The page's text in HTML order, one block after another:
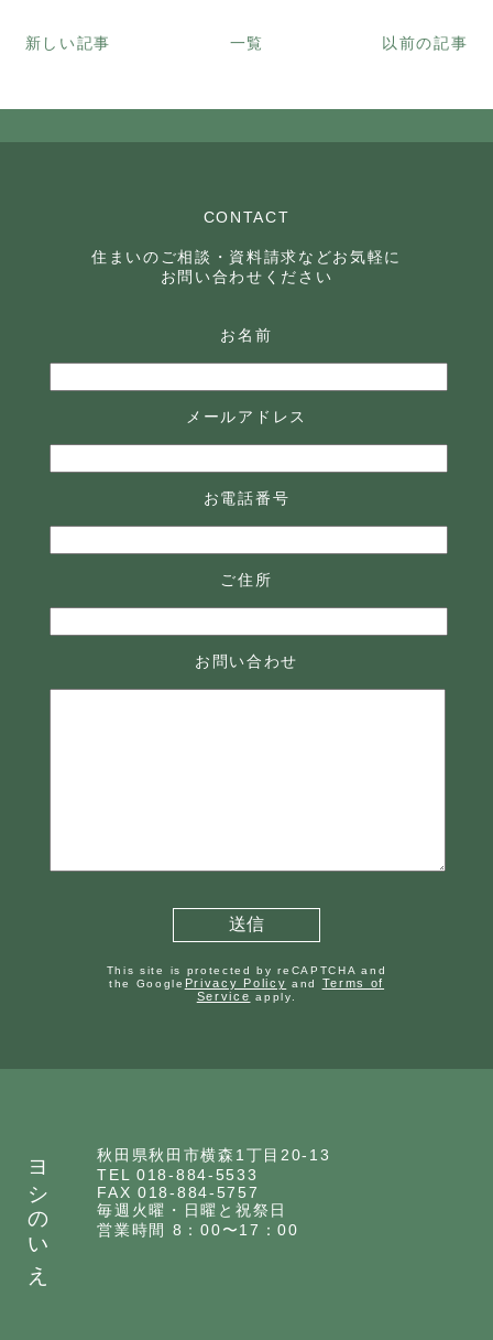
新しい記事 一覧 以前の記事
CONTACT
住まいのご相談・資料請求などお気軽に
お問い合わせください
お名前
メールアドレス
お電話番号
ご住所
お問い合わせ
This site is protected by reCAPTCHA and
the Google Privacy Policy and Terms of
Service apply.
ヨシのいえ
秋田県秋田市横森1丁目20-13
TEL 018-884-5533
FAX 018-884-5757
毎週火曜・日曜と祝祭日
営業時間 8：00〜17：00